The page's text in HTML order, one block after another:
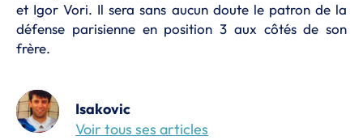
et Igor Vori. Il sera sans aucun doute le patron de la
défense parisienne en position 3 aux côtés de son
frère.
Isakovic
Voir tous ses articles